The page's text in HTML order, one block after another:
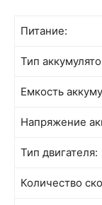
Питание:
Тип
Емкость
Напряжение
Тип двигателя:
Количество